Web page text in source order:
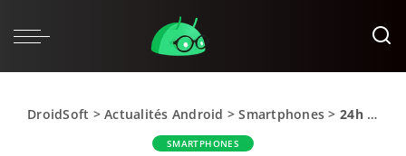
DroidSoft >Actualités Android >Smartphones > 24h chez Google : UE, Qualcomm, fin de Glass, Huawei veut la 5G au Mondial…
SMARTPHONES